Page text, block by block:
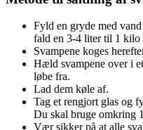
Fyld en gryde med
fald en 3-4 liter til 1 kilo
Svampene koges
Hæld svampene over i
løbe fra.
Lad dem køle af.
Tag et rengjort glas og
Du skal bruge omkring
Vær sikker på at alle